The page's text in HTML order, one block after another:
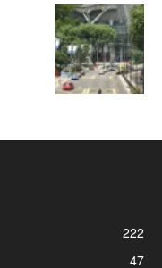
222
47